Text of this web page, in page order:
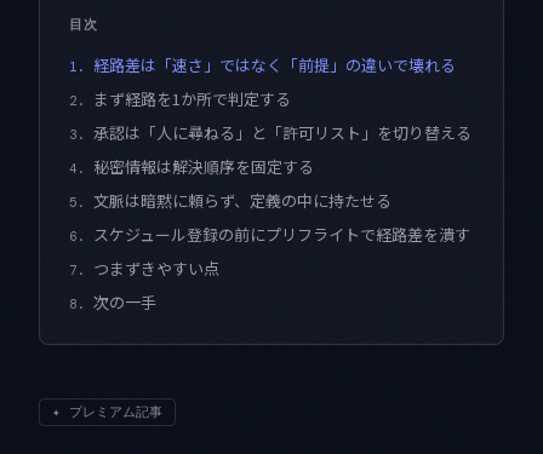
目次
1. 経路差は「速さ」ではなく「前提」の違いで壊れる
2. まず経路を1か所で判定する
3. 承認は「人に尋ねる」と「許可リスト」を切り替える
4. 秘密情報は解決順序を固定する
5. 文脈は暗黙に頼らず、定義の中に持たせる
6. スケジュール登録の前にプリフライトで経路差を潰す
7. つまずきやすい点
8. 次の一手
✦ プレミアム記事